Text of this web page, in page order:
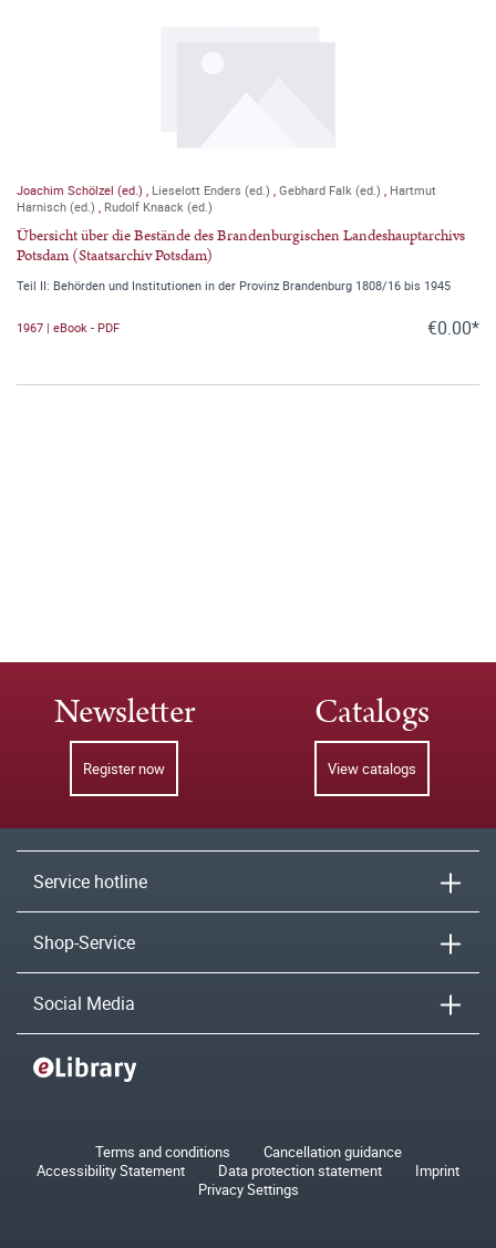
Joachim Schölzel (ed.) Lieselott Enders (ed.) Gebhard Falk (ed.)
Hartmut
Harnisch (ed.)
Rudolf Knaack (ed.)
Übersicht über die Bestände des Brandenburgischen Landeshauptarchivs
Potsdam (Staatsarchiv Potsdam)
Teil II: Behörden und Institutionen in der Provinz Brandenburg 1808/16 bis 1945
1967 | eBook - PDF €0.00*
Newsletter
Register now
Catalogs
View catalogs
Service hotline
Shop-Service
Social Media
Terms and conditions
Cancellation guidance
Accessibility Statement
Data protection statement
Imprint
Privacy Settings